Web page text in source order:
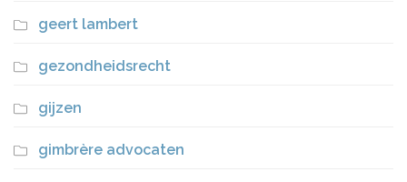
geert lambert
gezondheidsrecht
gijzen
gimbrère advocaten